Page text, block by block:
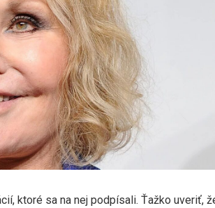
ktoré sa na nej podpísali. Ťažko uveriť,